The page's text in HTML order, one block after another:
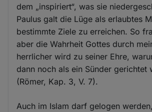
dem „inspiriert“, was sie
Paulus galt die Lüge als erlaubtes
bestimmte Ziele zu erreichen. So
aber die Wahrheit Gottes durch
herrlicher wird zu seiner Ehre,
dann noch als ein Sünder gerichtet
(Römer, Kap. 3, V. 7).
Auch im Islam darf gelogen